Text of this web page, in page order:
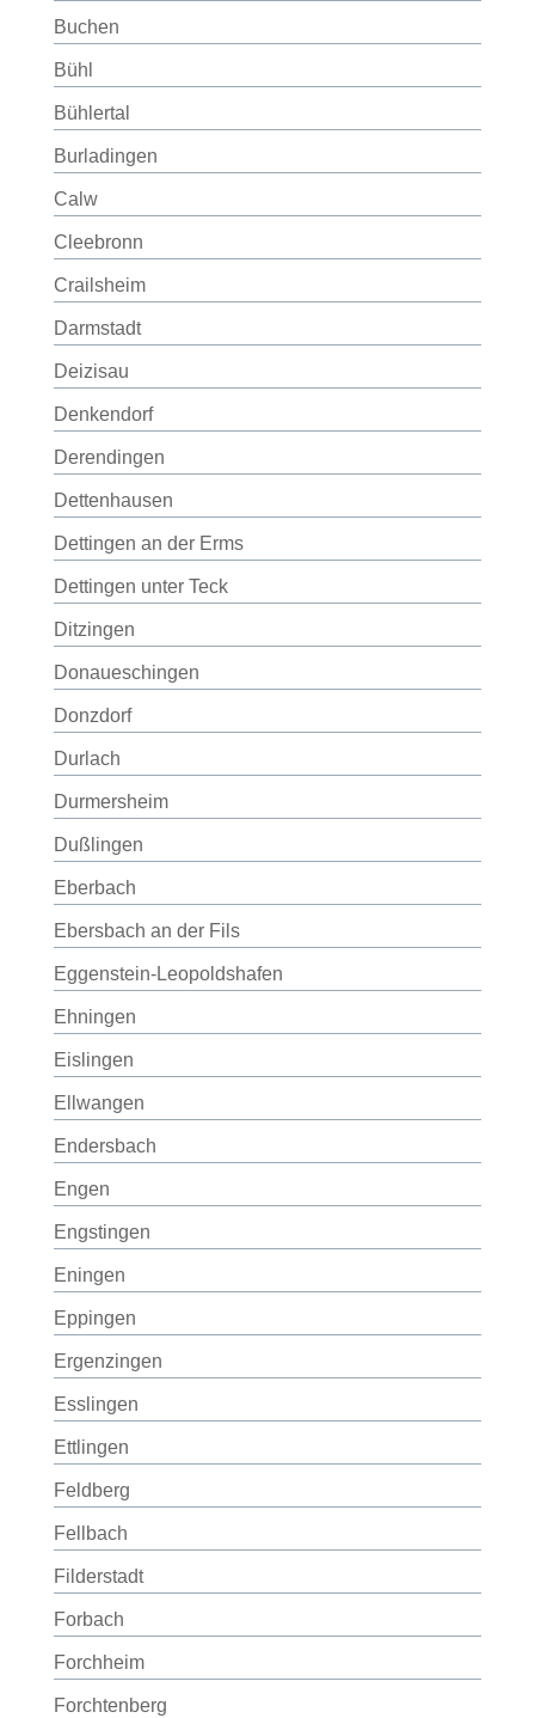
Buchen
Bühl
Bühlertal
Burladingen
Calw
Cleebronn
Crailsheim
Darmstadt
Deizisau
Denkendorf
Derendingen
Dettenhausen
Dettingen an der Erms
Dettingen unter Teck
Ditzingen
Donaueschingen
Donzdorf
Durlach
Durmersheim
Dußlingen
Eberbach
Ebersbach an der Fils
Eggenstein-Leopoldshafen
Ehningen
Eislingen
Ellwangen
Endersbach
Engen
Engstingen
Eningen
Eppingen
Ergenzingen
Esslingen
Ettlingen
Feldberg
Fellbach
Filderstadt
Forbach
Forchheim
Forchtenberg